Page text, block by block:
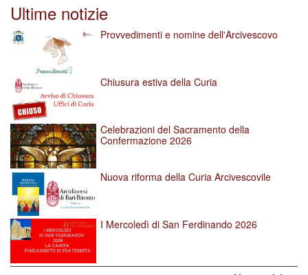
Ultime notizie
Provvedimenti e nomine dell'Arcivescovo
Chiusura estiva della Curia
Celebrazioni del Sacramento della
Confermazione 2026
Nuova riforma della Curia Arcivescovile
I Mercoledì di San Ferdinando 2026